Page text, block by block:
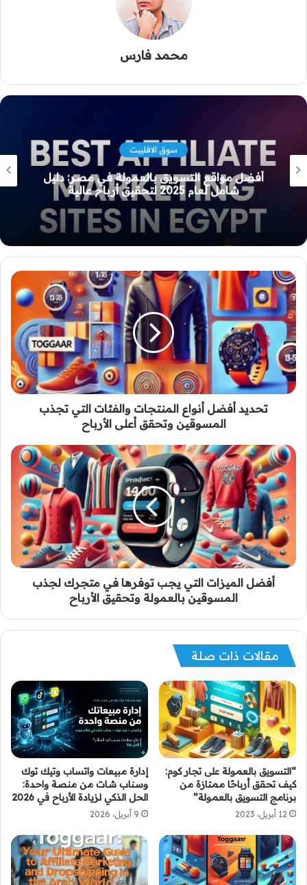
محمد فارس
كيف تؤتمت تحويل عمولات المسوقين عبر
المحافظ الرقمية باستخدام حملات USSD
الجماعية وWhatsApp API بدون أخطاء
تشغيلية؟
تحديد أفضل أنواع المنتجات والفئات التي تجذب
المسوقين وتحقق أعلى الأرباح
أفضل الميزات التي يجب توفرها في متجرك لجذب
المسوقين بالعمولة وتحقيق الأرباح
مقالات ذات صلة
“التسويق بالعمولة على تجار كوم:
كيف تحقق أرباحًا ممتازة من
برنامج التسويق بالعمولة”
12 أبريل، 2023
إدارة مبيعات واتساب وتيك توك
وسناب شات من منصة واحدة:
الحل الذكي لزيادة الأرباح في 2026
9 أبريل، 2026